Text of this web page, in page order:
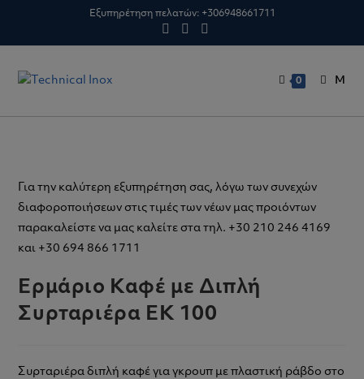
Εξυπηρέτηση πελατών: +306948661711
0 M
Για την καλύτερη εξυπηρέτηση σας, λόγω των συνεχών
διαφοροποιήσεων στις τιμές των νέων μας προιόντων
παρακαλείστε να μας καλείτε στα τηλ. +30 210 246 4169
και +30 694 866 1711
Ερμάριο Καφέ με Διπλή
Συρταριέρα EK 100
Συρταριέρα διπλή καφέ για γκρουπ με πλαστική ράβδο στο